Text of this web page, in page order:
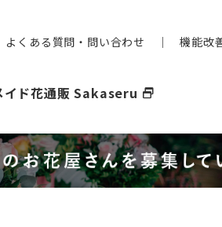
よくある質問・問い合わせ ｜機能改
イド花通販 Sakaseru select_window